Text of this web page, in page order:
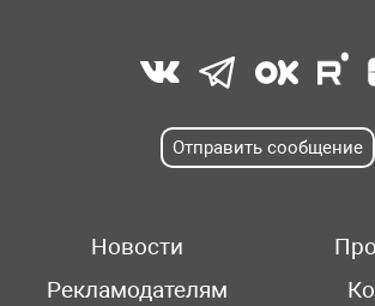
Отправить сообщение
Новости
Рекламодателям